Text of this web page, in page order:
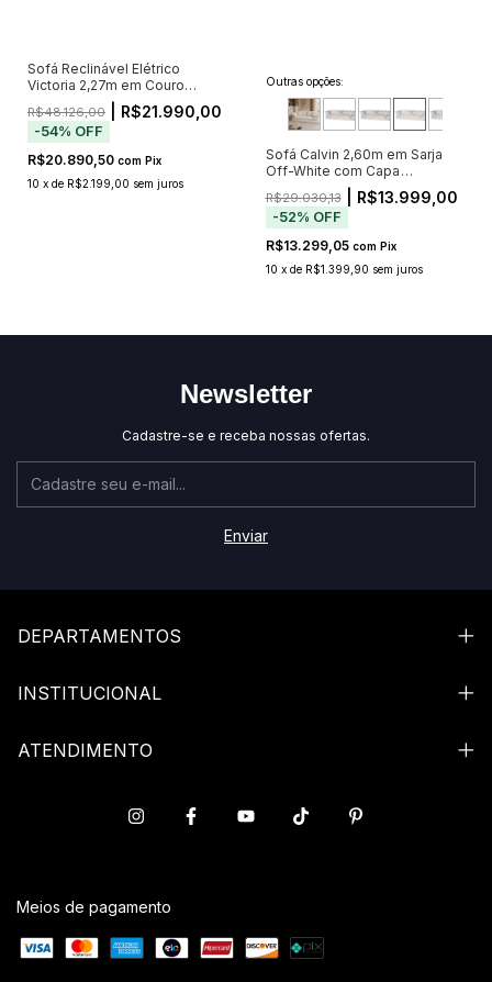
Sofá Reclinável Elétrico
Victoria 2,27m em Couro
Caramelo — Bivolt
R$48.126,00 | R$21.990,00
-54% OFF
R$20.890,50 com Pix
10 x de R$2.199,00 sem juros
Outras opções:
Sofá Calvin 2,60m em Sarja
Off-White com Capa
Removível e 5 Almofadas
R$29.030,13| R$13.999,00
-52% OFF
R$13.299,05 com Pix
10 x de R$1.399,90 sem juros
Newsletter
Cadastre-se e receba nossas ofertas.
DEPARTAMENTOS
INSTITUCIONAL
ATENDIMENTO
Meios de pagamento